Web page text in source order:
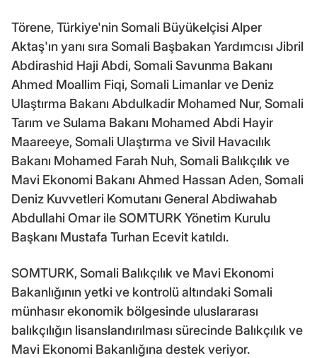
Törene, Türkiye'nin Somali Büyükelçisi Alper
Aktaş'ın yanı sıra Somali Başbakan Yardımcısı Jibril
Abdirashid Haji Abdi, Somali Savunma Bakanı
Ahmed Moallim Fiqi, Somali Limanlar ve Deniz
Ulaştırma Bakanı Abdulkadir Mohamed Nur, Somali
Tarım ve Sulama Bakanı Mohamed Abdi Hayir
Maareeye, Somali Ulaştırma ve Sivil Havacılık
Bakanı Mohamed Farah Nuh, Somali Balıkçılık ve
Mavi Ekonomi Bakanı Ahmed Hassan Aden, Somali
Deniz Kuvvetleri Komutanı General Abdiwahab
Abdullahi Omar ile SOMTURK Yönetim Kurulu
Başkanı Mustafa Turhan Ecevit katıldı.
SOMTURK, Somali Balıkçılık ve Mavi Ekonomi
Bakanlığının yetki ve kontrolü altındaki Somali
münhasır ekonomik bölgesinde uluslararası
balıkçılığın lisanslandırılması sürecinde Balıkçılık ve
Mavi Ekonomi Bakanlığına destek veriyor.